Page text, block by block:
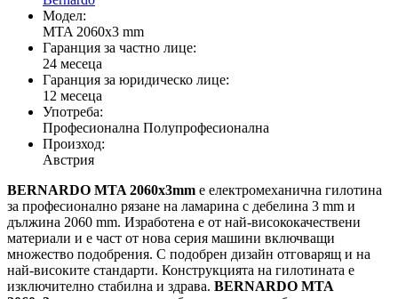
Модел:
MTA 2060x3 mm
Гаранция за частно лице:
24 месеца
Гаранция за юридическо лице:
12 месеца
Употреба:
Професионална Полупрофесионална
Произход:
Австрия
BERNARDO MTA 2060x3mm е електромеханична гилотина
за професионално рязане на ламарина с дебелина 3 mm и
дължина 2060 mm. Изработена е от най-висококачествени
материали и е част от нова серия машини включващи
множество подобрения. С подобрен дизайн отговарящ и на
най-високите стандарти. Конструкцията на гилотината е
изключително стабилна и здрава. BERNARDO MTA